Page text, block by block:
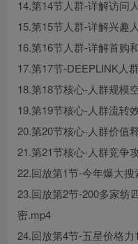
14.第14节人群-详解访问
15.第15节人群-详解兴趣
16.第16节人群-详解首购
17.第17节-DEEPLINK人
18.第18节核心-人群规模
19.第19节核心-人群流转
20.第20节核心-人群价值
21.第21节核心-人群竞争
22.回放第1节-今年爆大
23.回放第2节-200多家纺
密.mp4
24.回放第4节-五星价格